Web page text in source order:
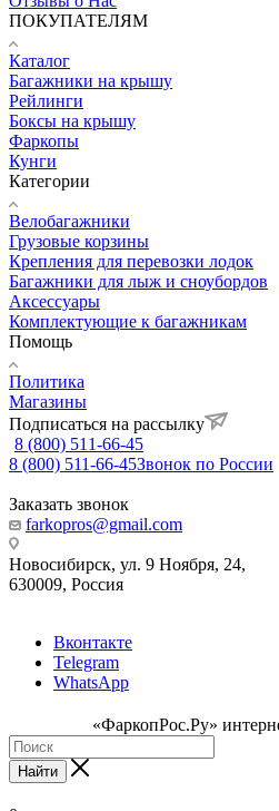
ПОКУПАТЕЛЯМ
Каталог
Багажники на крышу
Рейлинги
Боксы на крышу
Фаркопы
Кунги
Категории
Велобагажники
Грузовые корзины
Крепления для перевозки лодок
Багажники для лыж и сноубордов
Аксессуары
Комплектующие к багажникам
Помощь
Политика
Магазины
Подписаться на рассылку
8 (800) 511-66-45
8 (800) 511-66-45Звонок по России
Заказать звонок
farkopros@gmail.com
Новосибирск, ул. 9 Ноября, 24,
630009, Россия
Вконтакте
Telegram
WhatsApp
«ФаркопРос.Ру»
Найти